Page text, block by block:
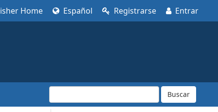
Home Español Registrarse Entrar
Buscar